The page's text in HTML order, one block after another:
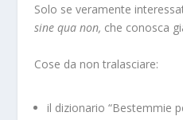
Solo se veramente
sine qua non, che conosca
Cose da non tralasciare:
il dizionario “Bestemmie